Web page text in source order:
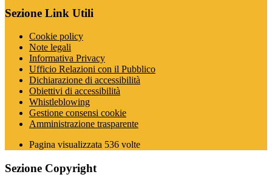
Sezione Link Utili
Cookie policy
Note legali
Informativa Privacy
Ufficio Relazioni con il Pubblico
Dichiarazione di accessibilità
Obiettivi di accessibilità
Whistleblowing
Gestione consensi cookie
Amministrazione trasparente
Pagina visualizzata 536 volte
Sezione Copyright